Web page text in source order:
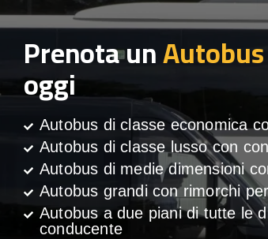
Prenota unAutobus
oggi
Autobus di classe economica
Autobus di classe lusso con
Autobus di medie dimensioni
Autobus grandi con rimorchi
Autobus a due piani di tutte le
conducente